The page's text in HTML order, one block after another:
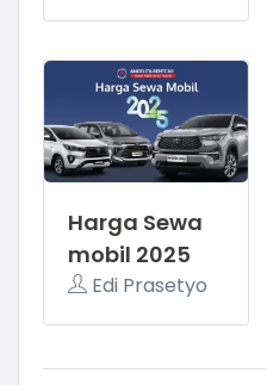
Harga Sewa
mobil 2025
Edi Prasetyo